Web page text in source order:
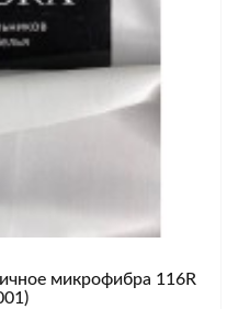
микрофибра 116R